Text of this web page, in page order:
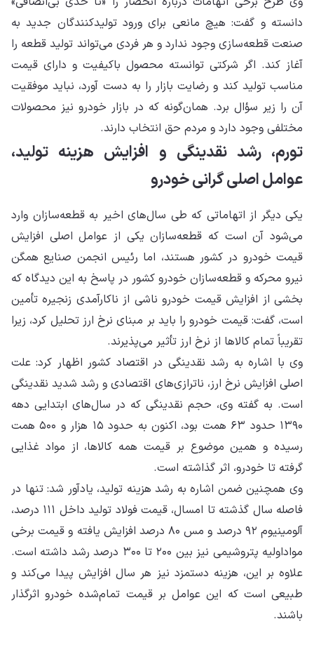
دانسته و گفت: هیچ مانعی برای ورود تولیدکنندگان جدید به
صنعت قطعه‌سازی وجود ندارد و هر فردی می‌تواند تولید قطعه را
آغاز کند. اگر شرکتی توانسته محصول باکیفیت و دارای قیمت
مناسب تولید کند و رضایت بازار را به دست آورد، نباید موفقیت
آن را زیر سؤال برد. همان‌گونه که در بازار خودرو نیز محصولات
مختلفی وجود دارد و مردم حق انتخاب دارند.
تورم، رشد نقدینگی و افزایش هزینه تولید،
عوامل اصلی گرانی خودرو
یکی دیگر از اتهاماتی که طی سال‌های اخیر به قطعه‌سازان وارد
می‌شود آن است که قطعه‌سازان یکی از عوامل اصلی افزایش
قیمت خودرو در کشور هستند، اما رئیس انجمن صنایع همگن
نیرو محرکه و قطعه‌سازان خودرو کشور در پاسخ به این دیدگاه که
بخشی از افزایش قیمت خودرو ناشی از ناکارآمدی زنجیره تأمین
است، گفت: قیمت خودرو را باید بر مبنای نرخ ارز تحلیل کرد، زیرا
تقریباً تمام کالاها از نرخ ارز تأثیر می‌پذیرند.
وی با اشاره به رشد نقدینگی در اقتصاد کشور اظهار کرد: علت
اصلی افزایش نرخ ارز، ناترازی‌های اقتصادی و رشد شدید نقدینگی
است. به گفته وی، حجم نقدینگی که در سال‌های ابتدایی دهه
۱۳۹۰ حدود ۶۳ همت بود، اکنون به حدود ۱۵ هزار و ۵۰۰ همت
رسیده و همین موضوع بر قیمت همه کالاها، از مواد غذایی
گرفته تا خودرو، اثر گذاشته است.
وی همچنین ضمن اشاره به رشد هزینه تولید، یادآور شد: تنها در
فاصله سال گذشته تا امسال، قیمت فولاد تولید داخل ۱۱۱ درصد،
آلومینیوم ۹۲ درصد و مس ۸۰ درصد افزایش یافته و قیمت برخی
مواداولیه پتروشیمی نیز بین ۲۰۰ تا ۳۰۰ درصد رشد داشته است.
علاوه بر این، هزینه دستمزد نیز هر سال افزایش پیدا می‌کند و
طبیعی است که این عوامل بر قیمت تمام‌شده خودرو اثرگذار
باشند.